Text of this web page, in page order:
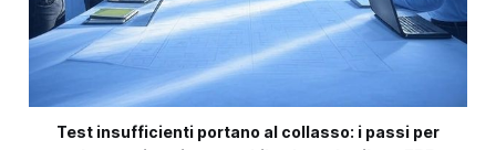
Test insufficienti portano al collasso: i passi per